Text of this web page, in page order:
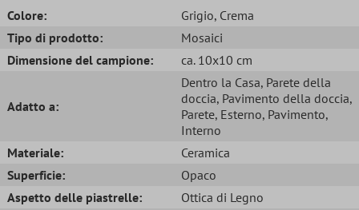
Colore: Grigio, Crema
Tipo di prodotto:
Mosaici
Dimensione del campione:
ca. 10x10 cm
Adatto a:
Dentro la Casa, Parete della
doccia, Pavimento della doccia,
Parete, Esterno, Pavimento,
Interno
Materiale:
Ceramica
Superficie:
Opaco
Aspetto delle piastrelle:
Ottica di Legno